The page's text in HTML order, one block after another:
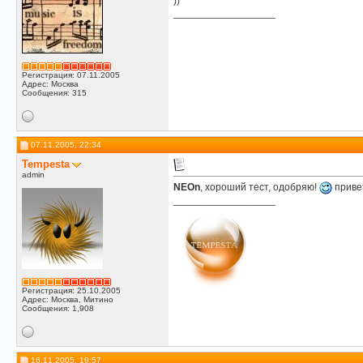
Регистрация: 07.11.2005
Адрес: Москва
Сообщения: 315
07.11.2005, 22:34
Tempesta
admin
Регистрация: 25.10.2005
Адрес: Москва, Митино
Сообщения: 1,908
NEOn, хороший тест, одобряю!
16.11.2005, 19:57